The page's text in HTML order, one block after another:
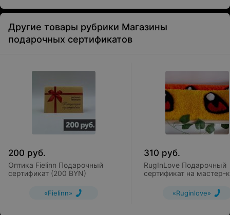
Дарит энергетику самого камня.
Камень считается идеальным инструментом для
массажа. Он долго сохраняет температуру,
позволяет качественно прорабатывать все зоны тела
Польза от массажа камнями.
Массаж камнями расслабляет и укрепляет мышцы
тела, избавляет от стресса, улучшает
кровообращение, прогревает организм и
благотворно влияет на общее самочувствие.
Другие товары рубрики Магазины
подарочных сертификатов
200 руб.
Оптика Fielinn Подарочный
сертификат (200 BYN)
«Fielinn»
310 руб.
RugInLove Подарочный
сертификат на мастер-
ковриками«Ruginlove»